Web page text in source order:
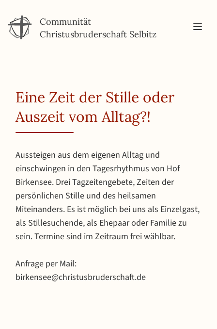
Communität
Christusbruderschaft Selbitz
Eine Zeit der Stille oder
Auszeit vom Alltag?!
Aussteigen aus dem eigenen Alltag und
einschwingen in den Tagesrhythmus von Hof
Birkensee. Drei Tagzeitengebete, Zeiten der
persönlichen Stille und des heilsamen
Miteinanders. Es ist möglich bei uns als Einzelgast,
als Stillesuchende, als Ehepaar oder Familie zu
sein. Termine sind im Zeitraum frei wählbar.
Anfrage per Mail:
birkensee@christusbruderschaft.de